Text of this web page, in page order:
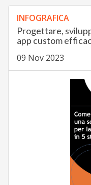
INFOGRAFICA
Progettare,
app custom
09 Nov 2023